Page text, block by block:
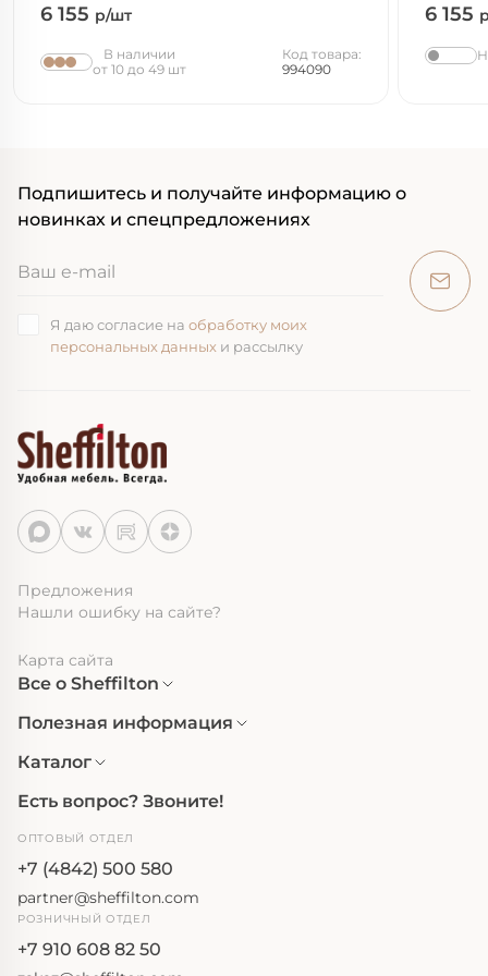
6 155 р/шт
В наличии
от 10 до 49 шт
Код товара:
994090
6 155
Подпишитесь и получайте информацию о
новинках и спецпредложениях
Я даю согласие на обработку моих
персональных данных и рассылку
Предложения
Нашли ошибку на сайте?
Карта сайта
Все о Sheffilton
Полезная информация
Каталог
Есть вопрос? Звоните!
ОПТОВЫЙ ОТДЕЛ
+7 (4842) 500 580
partner@sheffilton.com
РОЗНИЧНЫЙ ОТДЕЛ
+7 910 608 82 50